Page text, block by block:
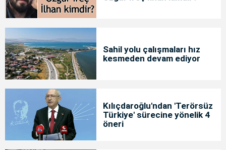
Sahil yolu çalışmaları hız
kesmeden devam ediyor
Kılıçdaroğlu'ndan 'Terörsüz
Türkiye' sürecine yönelik 4
öneri